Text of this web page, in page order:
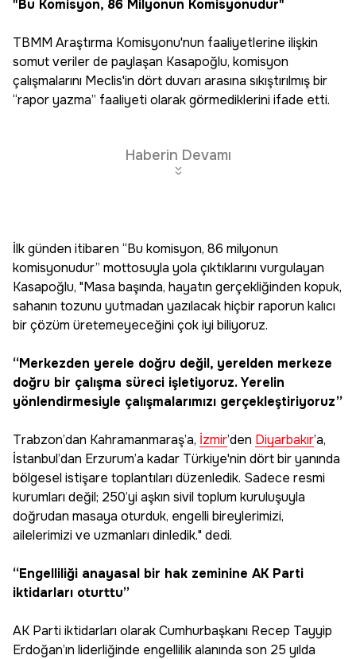
"Bu Komisyon, 86 Milyonun Komisyonudur"
TBMM Araştırma Komisyonu'nun faaliyetlerine ilişkin
somut veriler de paylaşan Kasapoğlu, komisyon
çalışmalarını Meclis'in dört duvarı arasına sıkıştırılmış bir
“rapor yazma” faaliyeti olarak görmediklerini ifade etti.
Haberin Devamı
İlk günden itibaren “Bu komisyon, 86 milyonun
komisyonudur” mottosuyla yola çıktıklarını vurgulayan
Kasapoğlu, "Masa başında, hayatın gerçekliğinden kopuk,
sahanın tozunu yutmadan yazılacak hiçbir raporun kalıcı
bir çözüm üretemeyeceğini çok iyi biliyoruz.
“Merkezden yerele doğru değil, yerelden merkeze
doğru bir çalışma süreci işletiyoruz. Yerelin
yönlendirmesiyle çalışmalarımızı gerçekleştiriyoruz”
Trabzon’dan Kahramanmaraş’a, İzmir’den Diyarbakır’a,
İstanbul’dan Erzurum’a kadar Türkiye'nin dört bir yanında
bölgesel istişare toplantıları düzenledik. Sadece resmi
kurumları değil; 250’yi aşkın sivil toplum kuruluşuyla
doğrudan masaya oturduk, engelli bireylerimizi,
ailelerimizi ve uzmanları dinledik." dedi.
“Engelliliği anayasal bir hak zeminine AK Parti
iktidarları oturttu”
AK Parti iktidarları olarak Cumhurbaşkanı Recep Tayyip
Erdoğan’ın liderliğinde engellilik alanında son 25 yılda